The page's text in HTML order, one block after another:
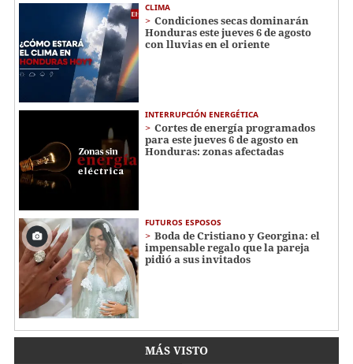
CLIMA
Condiciones secas dominarán
Honduras este jueves 6 de agosto
con lluvias en el oriente
INTERRUPCIÓN ENERGÉTICA
Cortes de energía programados
para este jueves 6 de agosto en
Honduras: zonas afectadas
FUTUROS ESPOSOS
Boda de Cristiano y Georgina: el
impensable regalo que la pareja
pidió a sus invitados
MÁS VISTO